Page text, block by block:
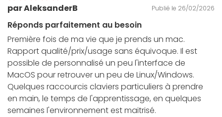
par AleksanderB Publié le 26/02/2026
Réponds parfaitement au besoin
Première fois de ma vie que je prends un mac.
Rapport qualité/prix/usage sans équivoque. Il est
possible de personnalisé un peu l'interface de
MacOS pour retrouver un peu de Linux/Windows.
Quelques raccourcis claviers particuliers à prendre
en main, le temps de l'apprentissage, en quelques
semaines l'environnement est maitrisé.